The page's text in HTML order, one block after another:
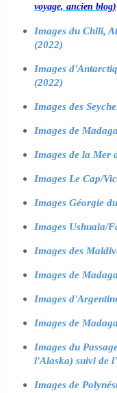
voyage, ancien blog)
Images du Chili,
(2022)
Images
(2022)
Images des
Images de
Images de la Mer
Images Le Cap/
Images Géorgie
Images Ushuaia/
Images des
Images de
Images
Images de
Images du
l'Alaska) suivi de
Images de